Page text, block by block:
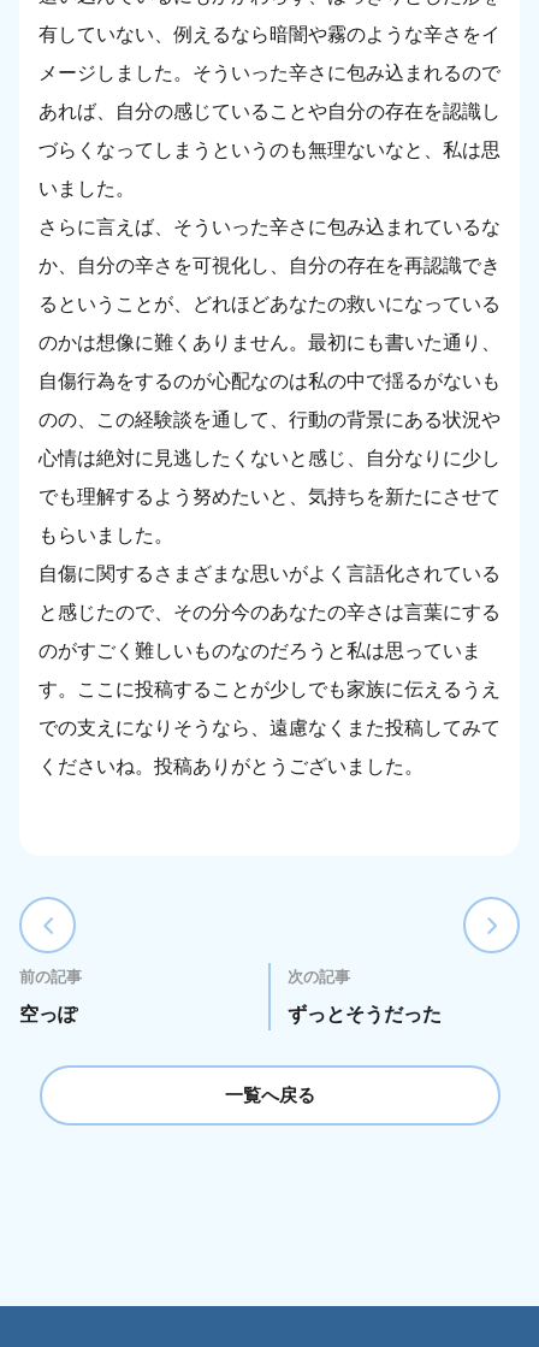
有していない、例えるなら暗闇や霧のような辛さをイ
メージしました。そういった辛さに包み込まれるので
あれば、自分の感じていることや自分の存在を認識し
づらくなってしまうというのも無理ないなと、私は思
いました。
さらに言えば、そういった辛さに包み込まれているな
か、自分の辛さを可視化し、自分の存在を再認識でき
るということが、どれほどあなたの救いになっている
のかは想像に難くありません。最初にも書いた通り、
自傷行為をするのが心配なのは私の中で揺るがないも
のの、この経験談を通して、行動の背景にある状況や
心情は絶対に見逃したくないと感じ、自分なりに少し
でも理解するよう努めたいと、気持ちを新たにさせて
もらいました。
自傷に関するさまざまな思いがよく言語化されている
と感じたので、その分今のあなたの辛さは言葉にする
のがすごく難しいものなのだろうと私は思っていま
す。ここに投稿することが少しでも家族に伝えるうえ
での支えになりそうなら、遠慮なくまた投稿してみて
くださいね。投稿ありがとうございました。
前の記事
空っぽ
次の記事
ずっとそうだった
一覧へ戻る